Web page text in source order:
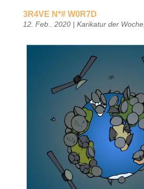
3R4VE N*# W0R7D
12. Feb.. 2020| Karikatur der Woche,